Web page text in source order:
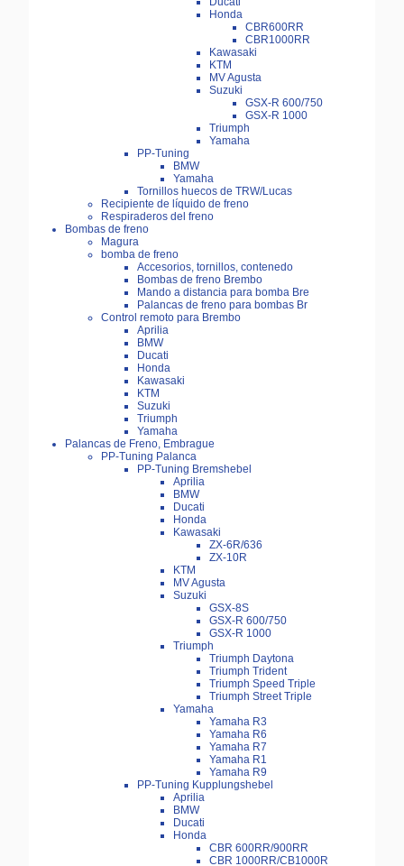
Honda
CBR600RR
CBR1000RR
Kawasaki
KTM
MV Agusta
Suzuki
GSX-R 600/750
GSX-R 1000
Triumph
Yamaha
PP-Tuning
BMW
Yamaha
Tornillos huecos de TRW/Lucas
Recipiente de líquido de freno
Respiraderos del freno
Bombas de freno
Magura
bomba de freno
Accesorios, tornillos, contenedo
Bombas de freno Brembo
Mando a distancia para bomba Bre
Palancas de freno para bombas Br
Control remoto para Brembo
Aprilia
BMW
Ducati
Honda
Kawasaki
KTM
Suzuki
Triumph
Yamaha
Palancas de Freno, Embrague
PP-Tuning Palanca
PP-Tuning Bremshebel
Aprilia
BMW
Ducati
Honda
Kawasaki
ZX-6R/636
ZX-10R
KTM
MV Agusta
Suzuki
GSX-8S
GSX-R 600/750
GSX-R 1000
Triumph
Triumph Daytona
Triumph Trident
Triumph Speed Triple
Triumph Street Triple
Yamaha
Yamaha R3
Yamaha R6
Yamaha R7
Yamaha R1
Yamaha R9
PP-Tuning Kupplungshebel
Aprilia
BMW
Ducati
Honda
CBR 600RR/900RR
CBR 1000RR/CB1000R